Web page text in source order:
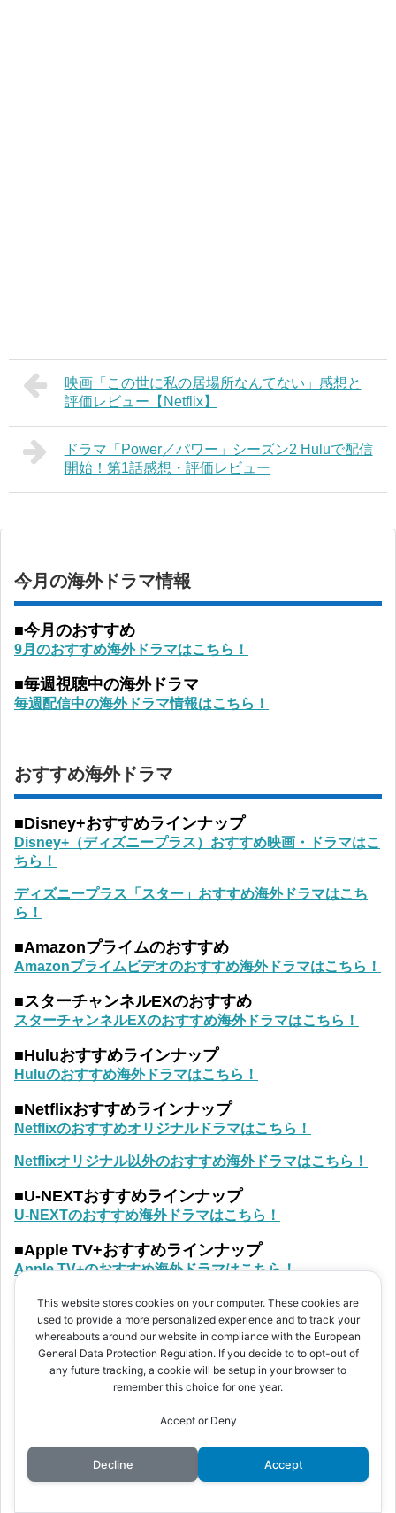
映画「この世に私の居場所なんてない」感想と
評価レビュー【Netflix】
ドラマ「Power／パワー」シーズン2 Huluで配信
開始！第1話感想・評価レビュー
今月の海外ドラマ情報
■今月のおすすめ
9月のおすすめ海外ドラマはこちら！
■毎週視聴中の海外ドラマ
毎週配信中の海外ドラマ情報はこちら！
おすすめ海外ドラマ
■Disney+おすすめラインナップ
Disney+（ディズニープラス）おすすめ映画・ドラマはこ
ちら！
ディズニープラス「スター」おすすめ海外ドラマはこち
ら！
■Amazonプライムのおすすめ
Amazonプライムビデオのおすすめ海外ドラマはこちら！
■スターチャンネルEXのおすすめ
スターチャンネルEXのおすすめ海外ドラマはこちら！
■Huluおすすめラインナップ
Huluのおすすめ海外ドラマはこちら！
■Netflixおすすめラインナップ
Netflixのおすすめオリジナルドラマはこちら！
Netflixオリジナル以外のおすすめ海外ドラマはこちら！
■U-NEXTおすすめラインナップ
U-NEXTのおすすめ海外ドラマはこちら！
■Apple TV+おすすめラインナップ
Apple TV+のおすすめ海外ドラマはこちら！
特 集
■アメコミ・DC映画シリーズ
■はじめてのアメコミ映画・ドラマ
アメコミ映画・ドラマの種類や、マーベルとDCの違いな
ど基本を解説！
This website stores cookies on your computer. These cookies are
used to provide a more personalized experience and to track your
whereabouts around our website in compliance with the European
General Data Protection Regulation. If you decide to to opt-out of
any future tracking, a cookie will be setup in your browser to
remember this choice for one year.
Accept or Deny
Decline Accept